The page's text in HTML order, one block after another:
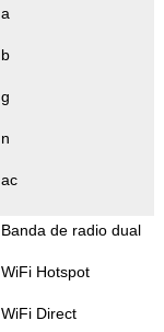
a
b
g
n
ac
Banda de radio dual
WiFi Hotspot
WiFi Direct